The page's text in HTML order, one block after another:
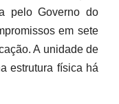
pelo Governo do
em sete
A unidade de
estrutura física há